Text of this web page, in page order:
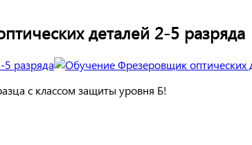
деталей 2-5 разряда
с классом защиты уровня Б!